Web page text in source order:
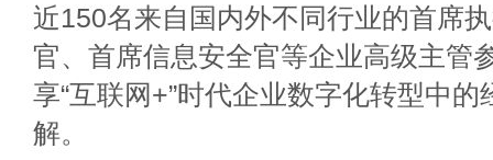
近150名来自国内外不同行业的首席
官、首席信息安全官等企业高级主管
享“互联网+”时代企业数字化转型中
解。